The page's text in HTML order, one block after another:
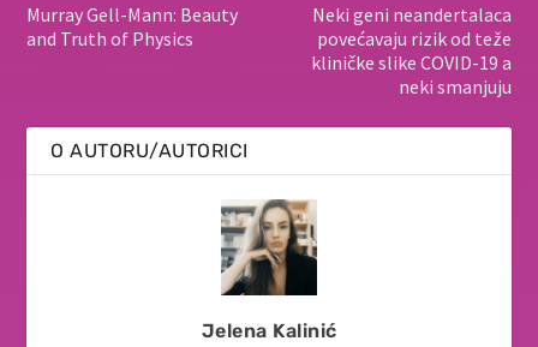
Murray Gell-Mann: Beauty
and Truth of Physics
Neki geni neandertalaca
povećavaju rizik od teže
kliničke slike COVID-19 a
neki smanjuju
O AUTORU/AUTORICI
Jelena Kalinić